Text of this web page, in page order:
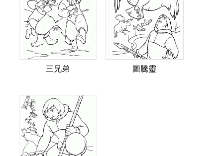
三兄弟 圖騰靈